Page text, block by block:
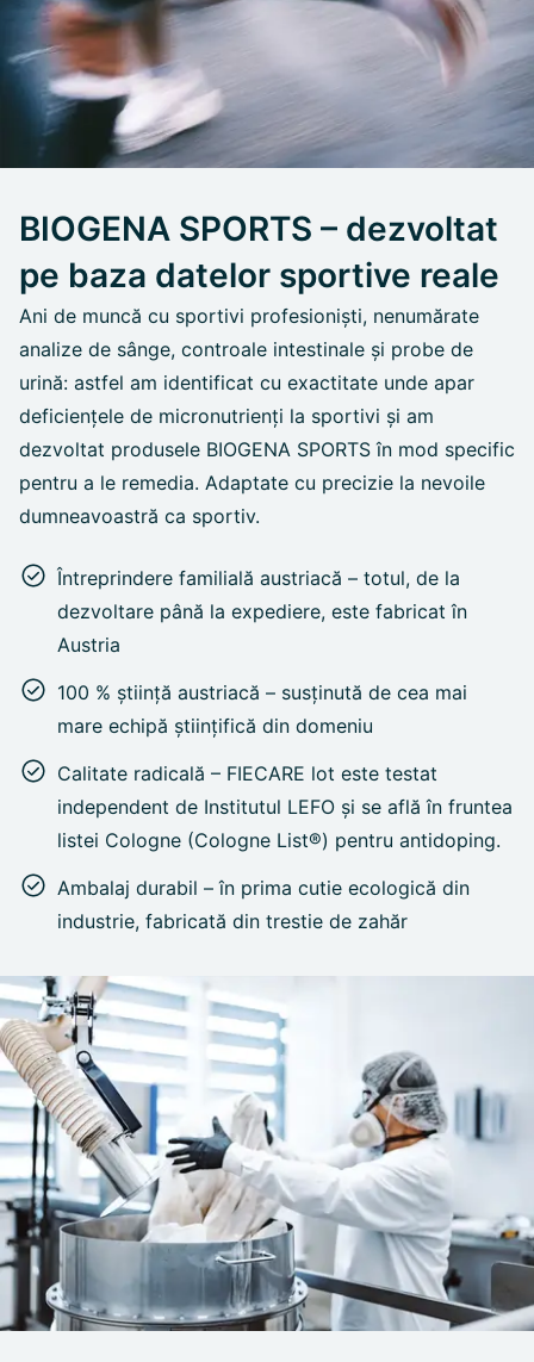
BIOGENA SPORTS – dezvoltat
pe baza datelor sportive reale
Ani de muncă cu sportivi profesioniști, nenumărate
analize de sânge, controale intestinale și probe de
urină: astfel am identificat cu exactitate unde apar
deficiențele de micronutrienți la sportivi și am
dezvoltat produsele BIOGENA SPORTS în mod specific
pentru a le remedia. Adaptate cu precizie la nevoile
dumneavoastră ca sportiv.
Întreprindere familială austriacă – totul, de la
dezvoltare până la expediere, este fabricat în
Austria
100 % știință austriacă – susținută de cea mai
mare echipă științifică din domeniu
Calitate radicală – FIECARE lot este testat
independent de Institutul LEFO și se află în fruntea
listei Cologne (Cologne List®) pentru antidoping.
Ambalaj durabil – în prima cutie ecologică din
industrie, fabricată din trestie de zahăr